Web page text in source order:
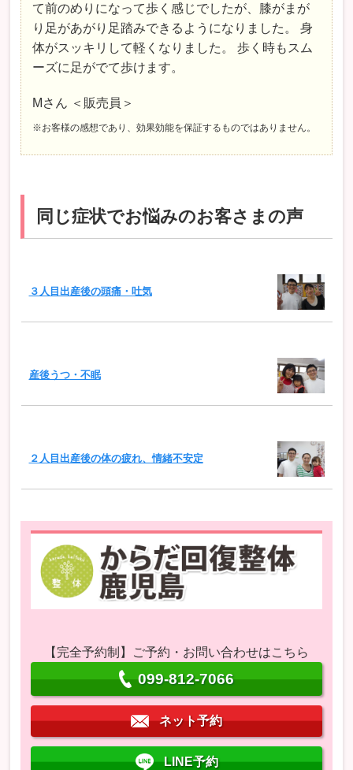
て前のめりになって歩く感じでしたが、膝がまが
り足があがり足踏みできるようになりました。 身
体がスッキリして軽くなりました。 歩く時もスム
ーズに足がでて歩けます。
Mさん ＜販売員＞
※お客様の感想であり、効果効能を保証するものではありません。
同じ症状でお悩みのお客さまの声
３人目出産後の頭痛・吐気
産後うつ・不眠
２人目出産後の体の疲れ、情緒不安定
【完全予約制】ご予約・お問い合わせはこちら
099-812-7066
ネット予約
LINE予約